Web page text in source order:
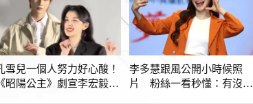
雪兒一個人努力好心酸！
《昭陽公主》劇宣李宏毅全
李多慧跟風公開小時候照
片 粉絲一看秒懂：有沒有